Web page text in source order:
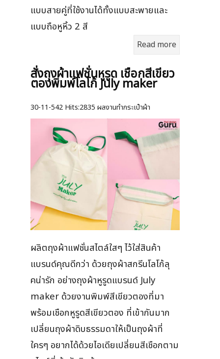
แบบสายคู่ที่ใช้งานได้ทั้งแบบสะพายและ
แบบถือหูหิ้ว 2 สี
Read more
สั่งถุงผ้าแฟชั่นหูรูด เชือกสีเขียว
ตองพิมพ์โลโก้ July maker
30-11-542 Hits:2835 ผลงานทำกระเป๋าผ้า
ผลิตถุงผ้าแฟชั่นสไตล์ใสๆ ไว้ใส่สินค้า
แบรนด์คุณดีกว่า ด้วยถุงผ้าสกรีนโลโก้ลุ
คน่ารัก อย่างถุงผ้าหูรูดแบรนด์ July
maker ด้วยงานพิมพ์สีเขียวตองที่มา
พร้อมเชือกหูรูดสีเขียวตอง ที่เข้ากันมาก
เปลี่ยนถุงผ้าดิบธรรมดาให้เป็นถุงผ้าที่
ใครๆ อยากได้ด้วยไอเดียเปลี่ยนสีเชือกตาม